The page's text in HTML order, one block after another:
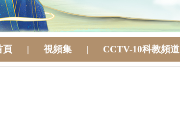
頁 | 視頻集 | CCTV-10科教頻道